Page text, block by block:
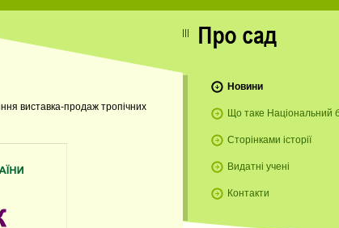
виставка-продаж тропічних
Новини
Що таке Національний
Сторінками історії
Видатні учені
Контакти